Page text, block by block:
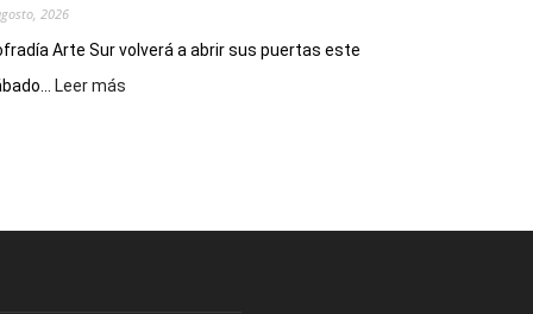
2026
Arte Sur volverá a abrir sus puertas este
Leer más
nueva